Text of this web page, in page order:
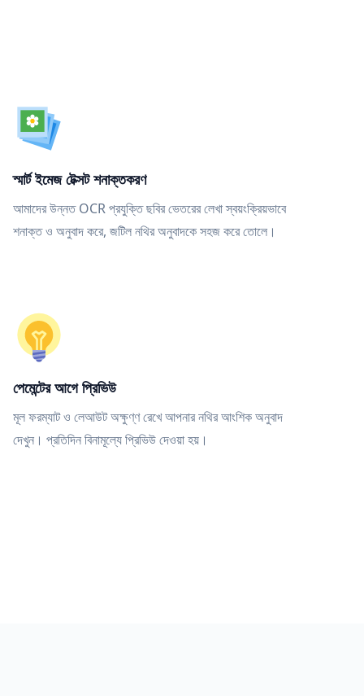
স্মার্ট ইমেজ টেক্সট শনাক্তকরণ
আমাদের উন্নত OCR প্রযুক্তি ছবির ভেতরের লেখা স্বয়ংক্রিয়ভাবে
শনাক্ত ও অনুবাদ করে, জটিল নথির অনুবাদকে সহজ করে তোলে।
পেমেন্টের আগে প্রিভিউ
মূল ফরম্যাট ও লেআউট অক্ষুণ্ণ রেখে আপনার নথির আংশিক অনুবাদ
দেখুন। প্রতিদিন বিনামূল্যে প্রিভিউ দেওয়া হয়।